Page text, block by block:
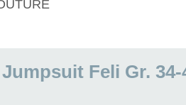
Feli Gr. 34-